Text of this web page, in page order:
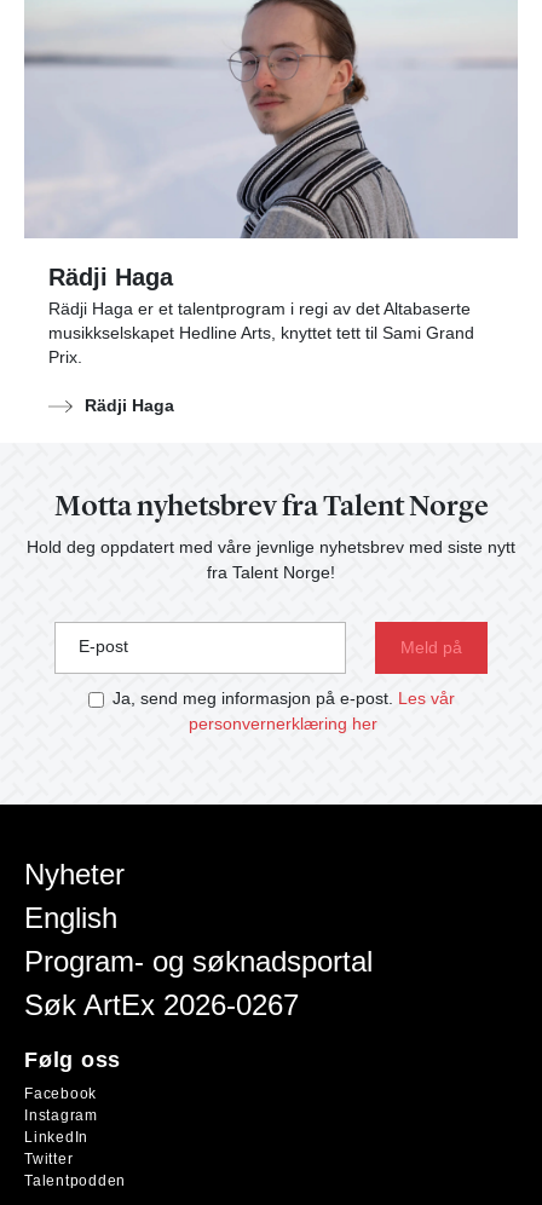
Rädji Haga
Rädji Haga er et talentprogram i regi av det Altabaserte
musikkselskapet Hedline Arts, knyttet tett til Sami Grand
Prix.
Rädji Haga
Motta nyhetsbrev fra Talent Norge
Hold deg oppdatert med våre jevnlige nyhetsbrev med siste nytt
fra Talent Norge!
E-post
Ja, send meg informasjon på e-post. Les vår
personvernerklæring her
Nyheter
English
Program- og søknadsportal
Søk ArtEx 2026-0267
Følg oss
Facebook
Instagram
LinkedIn
Twitter
Talentpodden